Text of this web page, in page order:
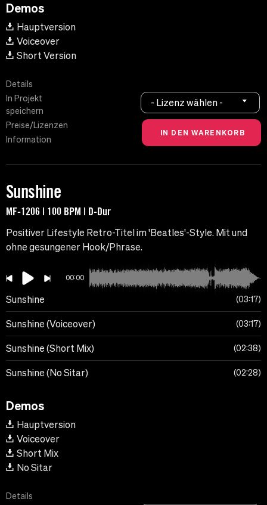
Demos
Hauptversion
Voiceover
Short Version
Details
In Projekt
speichern
Preise/Lizenzen
Information
- Lizenz wählen -
Sunshine
MF-1206 | 100 BPM | D-Dur
Positiver Lifestyle Retro-Titel im 'Beatles'-Style. Mit und
ohne gesungener Hook/Phrase.
00:00
Sunshine 03:17
Sunshine (Voiceover) 03:17
Sunshine (Short Mix) 02:38
Sunshine (No Sitar) 02:28
Demos
Hauptversion
Voiceover
Short Mix
No Sitar
Details